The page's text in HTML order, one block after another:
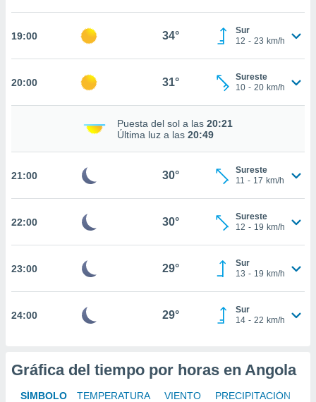
de
En
de que
el sitio
para
ni para
aunque
no
19:00 34°
Sur
12 - 23 km/h
20:00 31°
Sureste
10 - 20 km/h
Puesta del sol a las 20:21
Última luz a las 20:49
21:00 30°
Sureste
11 - 17 km/h
22:00 30°
Sureste
12 - 19 km/h
23:00 29°
Sur
13 - 19 km/h
24:00 29°
Sur
14 - 22 km/h
Gráfica del tiempo por horas en Angola
SÍMBOLO TEMPERATURA VIENTO PRECIPITACIÓN